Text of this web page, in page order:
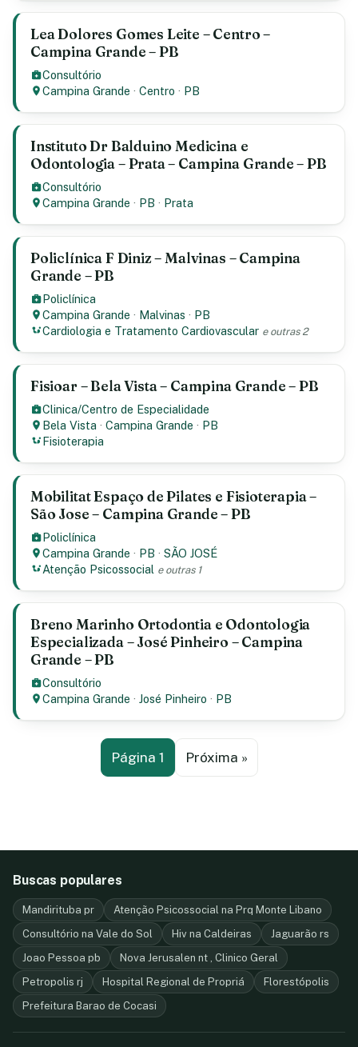
Lea Dolores Gomes Leite – Centro –
Campina Grande – PB
Consultório
Campina Grande ·Centro · PB
Instituto Dr Balduino Medicina e
Odontologia – Prata – Campina Grande – PB
Consultório
Campina Grande · PB · Prata
Policlínica F Diniz – Malvinas – Campina
Grande – PB
Policlínica
Campina Grande · Malvinas · PB
Cardiologia e Tratamento Cardiovascular e outras 2
Fisioar – Bela Vista – Campina Grande – PB
Clinica/Centro de Especialidade
Bela Vista ·Campina Grande · PB
Fisioterapia
Mobilitat Espaço de Pilates e Fisioterapia –
São Jose – Campina Grande – PB
Policlínica
Campina Grande · PB ·SÃO JOSÉ
Atenção Psicossocial e outras 1
Breno Marinho Ortodontia e Odontologia
Especializada – José Pinheiro – Campina
Grande – PB
Consultório
Campina Grande ·José Pinheiro · PB
Página 1 Próxima »
Buscas populares
Mandirituba pr
Atenção Psicossocial na Prq Monte Libano
Consultório na Vale do Sol
Hiv na Caldeiras
Jaguarão rs
Joao Pessoa pb
Nova Jerusalen nt , Clinico Geral
Petropolis rj
Hospital Regional de Propriá
Florestópolis
Prefeitura Barao de Cocasi